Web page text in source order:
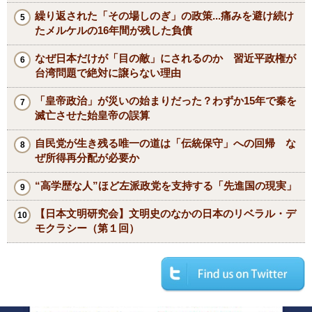
繰り返された「その場しのぎ」の政策...痛みを避け続け
たメルケルの16年間が残した負債
なぜ日本だけが「目の敵」にされるのか 習近平政権が
台湾問題で絶対に譲らない理由
「皇帝政治」が災いの始まりだった？わずか15年で秦を
滅亡させた始皇帝の誤算
自民党が生き残る唯一の道は「伝統保守」への回帰 な
ぜ所得再分配が必要か
“高学歴な人”ほど左派政党を支持する「先進国の現実」
【日本文明研究会】文明史のなかの日本のリベラル・デ
モクラシー（第１回）